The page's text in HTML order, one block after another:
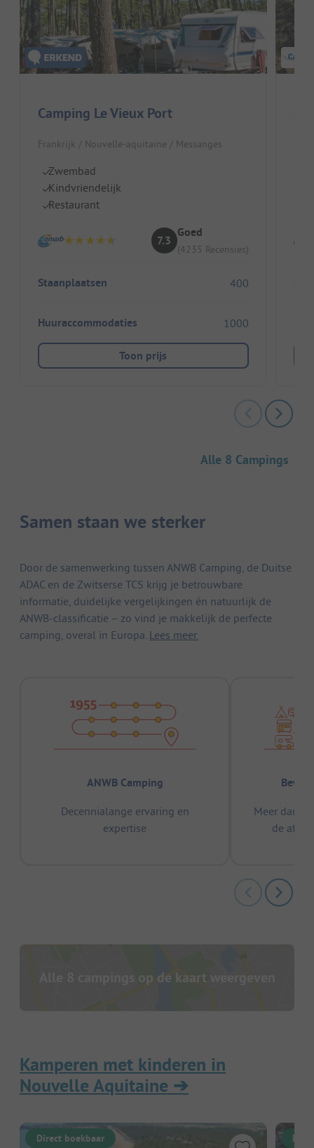
Camping Le Vieux Port
Frankrijk / Nouvelle-aquitaine / Messanges
Zwembad
Kindvriendelijk
Restaurant
7.3
Goed
(4235 Recensies)
Staanplaatsen 400
Huuraccommodaties 1000
Toon prijs
Alle 8 Campings
Samen staan we sterker
Door de samenwerking tussen ANWB Camping, de Duitse
ADAC en de Zwitserse TCS krijg je betrouwbare
informatie, duidelijke vergelijkingen én natuurlijk de
ANWB-classificatie – zo vind je makkelijk de perfecte
camping, overal in Europa. Lees meer.
ANWB Camping
Decennialange ervaring en
expertise
Meer dan
de
Alle 8 campings op de kaart weergeven
Kamperen met kinderen in
Nouvelle Aquitaine ➔
Direct boekbaar